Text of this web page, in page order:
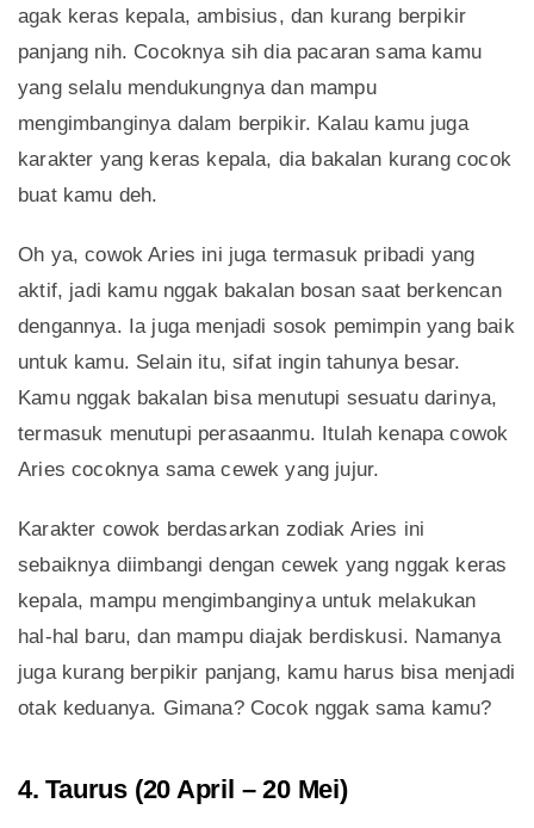
agak keras kepala, ambisius, dan kurang berpikir
panjang nih. Cocoknya sih dia pacaran sama kamu
yang selalu mendukungnya dan mampu
mengimbanginya dalam berpikir. Kalau kamu juga
karakter yang keras kepala, dia bakalan kurang cocok
buat kamu deh.
Oh ya, cowok Aries ini juga termasuk pribadi yang
aktif, jadi kamu nggak bakalan bosan saat berkencan
dengannya. Ia juga menjadi sosok pemimpin yang baik
untuk kamu. Selain itu, sifat ingin tahunya besar.
Kamu nggak bakalan bisa menutupi sesuatu darinya,
termasuk menutupi perasaanmu. Itulah kenapa cowok
Aries cocoknya sama cewek yang jujur.
Karakter cowok berdasarkan zodiak Aries ini
sebaiknya diimbangi dengan cewek yang nggak keras
kepala, mampu mengimbanginya untuk melakukan
hal-hal baru, dan mampu diajak berdiskusi. Namanya
juga kurang berpikir panjang, kamu harus bisa menjadi
otak keduanya. Gimana? Cocok nggak sama kamu?
4. Taurus (20 April – 20 Mei)